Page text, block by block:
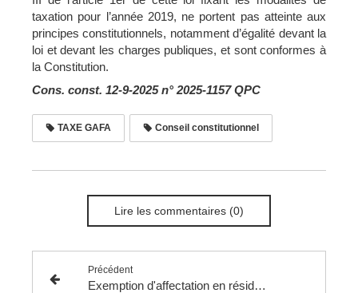
taxation pour l’année 2019, ne portent pas atteinte aux
principes constitutionnels, notamment d’égalité devant la
loi et devant les charges publiques, et sont conformes à
la Constitution.
Cons. const. 12-9-2025 n° 2025-1157 QPC
TAXE GAFA Conseil constitutionnel
Lire les commentaires (0)
Précédent
Exemption d'affectation en résidence principale pour les primo-accédants bénéficiant d'avantages fiscaux.